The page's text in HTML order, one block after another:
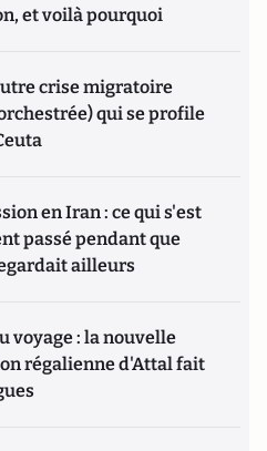
et voilà pourquoi
crise migratoire
qui se profile
en Iran : ce qui s'est
passé pendant que
ailleurs
voyage : la nouvelle
régalienne d'Attal fait